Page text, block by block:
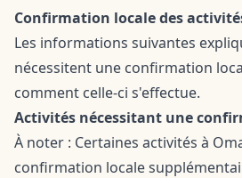
Confirmation locale des
Les informations suivantes
nécessitent une confirmation
comment celle-ci s'effectue.
Activités nécessitant une
À noter : Certaines activités à
confirmation locale